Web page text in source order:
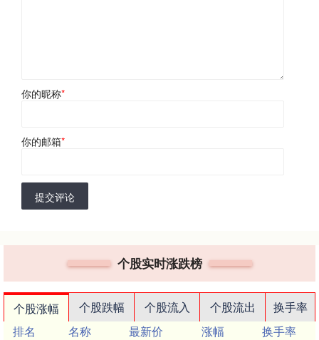
你的昵称*
你的邮箱*
提交评论
个股实时涨跌榜
个股涨幅 个股跌幅 个股流入 个股流出
换手率
排名
名称 最新价 涨幅
换手率